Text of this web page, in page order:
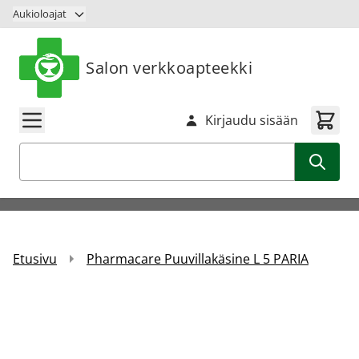
Siirry sisältöön
Aukioloajat
Salon verkkoapteekki
Kirjaudu sisään
Etusivu Pharmacare Puuvillakäsine L 5 PARIA